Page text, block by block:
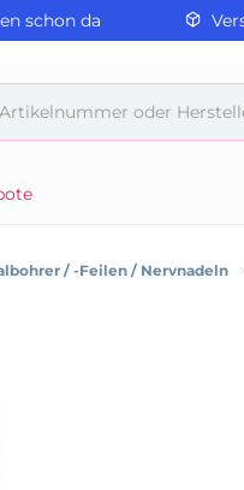
schon da
/ -Feilen / Nervnadeln >